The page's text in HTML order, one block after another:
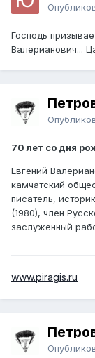
Господь
Валерианович...
70 лет со дня
Евгений
камчатский
писатель,
(1980), член
заслуженный
www.piragis.ru